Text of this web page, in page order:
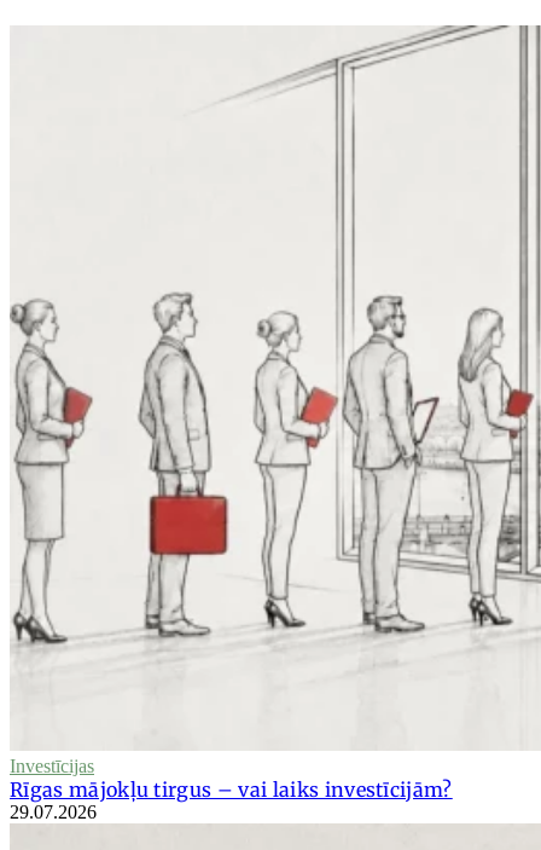
Investīcijas
Rīgas mājokļu tirgus – vai laiks investīcijām?
29.07.2026